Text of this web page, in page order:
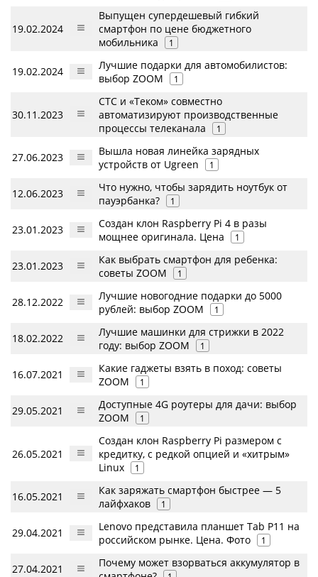
19.02.2024
Выпущен супердешевый гибкий
смартфон по цене бюджетного
мобильника
1
19.02.2024
Лучшие подарки для автомобилистов:
выбор ZOOM
1
30.11.2023
СТС и «Теком» совместно
автоматизируют производственные
процессы телеканала
1
27.06.2023
Вышла новая линейка зарядных
устройств от Ugreen
1
12.06.2023
Что нужно, чтобы зарядить ноутбук от
пауэрбанка?
1
23.01.2023
Создан клон Raspberry Pi 4 в разы
мощнее оригинала. Цена
1
23.01.2023
Как выбрать смартфон для ребенка:
советы ZOOM
1
28.12.2022
Лучшие новогодние подарки до 5000
рублей: выбор ZOOM
1
18.02.2022
Лучшие машинки для стрижки в 2022
году: выбор ZOOM
1
16.07.2021
Какие гаджеты взять в поход: советы
ZOOM
1
29.05.2021
Доступные 4G роутеры для дачи: выбор
ZOOM
1
26.05.2021
Создан клон Raspberry Pi размером с
кредитку, с редкой опцией и «хитрым»
Linux
1
16.05.2021
Как заряжать смартфон быстрее — 5
лайфхаков
1
29.04.2021
Lenovo представила планшет Tab P11 на
российском рынке. Цена. Фото
1
27.04.2021
Почему может взорваться аккумулятор в